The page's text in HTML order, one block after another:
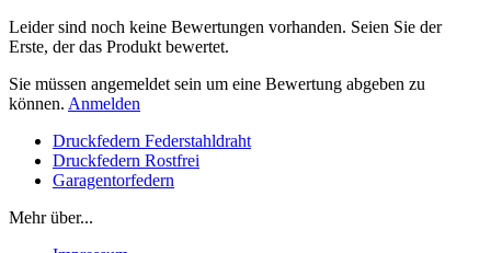
Leider sind noch keine Bewertungen vorhanden. Seien Sie der
Erste, der das Produkt bewertet.
Sie müssen angemeldet sein um eine Bewertung abgeben zu
können. Anmelden
Druckfedern Federstahldraht
Druckfedern Rostfrei
Garagentorfedern
Mehr über...